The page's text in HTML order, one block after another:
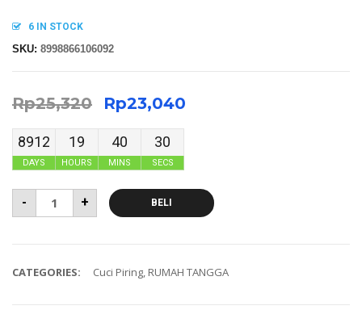
6 IN STOCK
SKU: 8998866106092
Rp25,320 Rp23,040
8912
DAYS
19
HOURS
40
MINS
29
SECS
- + BELI
CATEGORIES: Cuci Piring, RUMAH TANGGA